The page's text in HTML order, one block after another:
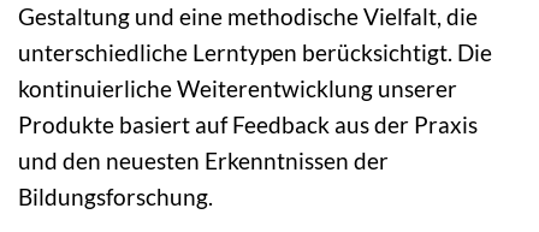
Gestaltung und eine methodische Vielfalt, die
unterschiedliche Lerntypen berücksichtigt. Die
kontinuierliche Weiterentwicklung unserer
Produkte basiert auf Feedback aus der Praxis
und den neuesten Erkenntnissen der
Bildungsforschung.